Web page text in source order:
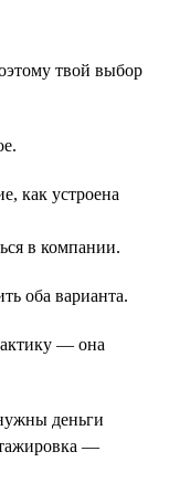
твой выбор
как устроена
в компании.
оба варианта.
— она
деньги
—